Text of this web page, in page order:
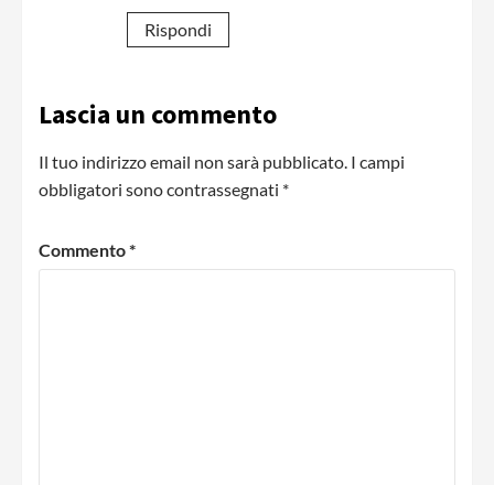
Rispondi
Lascia un commento
Il tuo indirizzo email non sarà pubblicato. I campi
obbligatori sono contrassegnati *
Commento*